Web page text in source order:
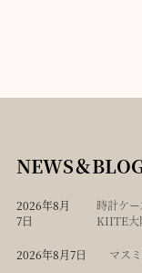
NEWS＆
2026年8月
7日
時計ケ
KIITE大
2026年8月7日 マス